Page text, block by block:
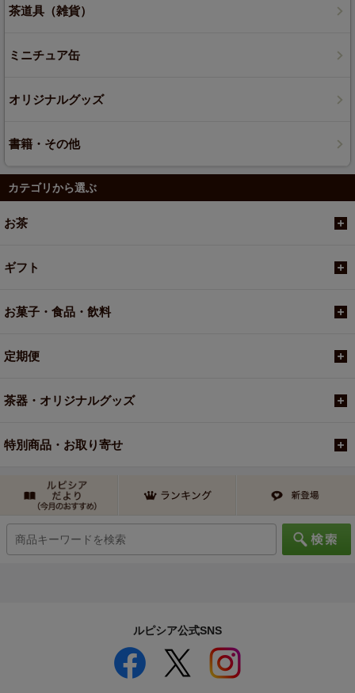
茶道具（雑貨）
ミニチュア缶
オリジナルグッズ
書籍・その他
カテゴリから選ぶ
お茶
ギフト
お菓子・食品・飲料
定期便
茶器・オリジナルグッズ
特別商品・お取り寄せ
ルピシア公式SNS